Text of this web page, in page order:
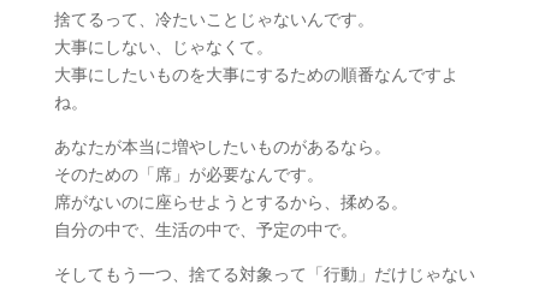
捨てるって、冷たいことじゃないんです。
大事にしない、じゃなくて。
大事にしたいものを大事にするための順番なんですよ
ね。
あなたが本当に増やしたいものがあるなら。
そのための「席」が必要なんです。
席がないのに座らせようとするから、揉める。
自分の中で、生活の中で、予定の中で。
そしてもう一つ、捨てる対象って「行動」だけじゃない